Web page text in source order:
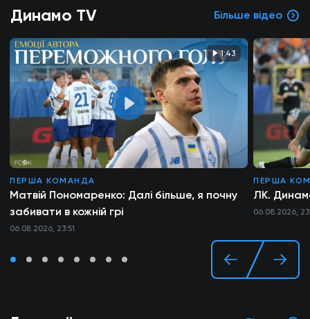
Динамо TV Більше відео
1:43
ПЕРША КОМАНДА
Матвій Пономаренко: Далі більше, я почну
забивати в кожній грі
06.08.2026, 23:51
ПЕРША
ЛК.
06.08.2026,